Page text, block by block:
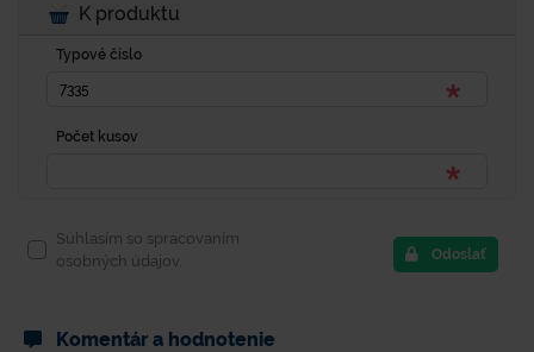
K produktu
Typové číslo
Počet kusov
Súhlasím so spracovaním
osobných údajov.
Odoslať
Komentár a hodnotenie